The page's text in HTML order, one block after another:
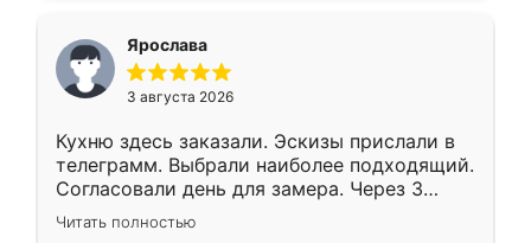
Ярослава
3 августа 2026
Кухню здесь заказали. Эскизы прислали в
телеграмм. Выбрали наиболее подходящий.
Согласовали день для замера. Через 3
недели кухня была уже готова. Остались
довольны работой. Спасибо Ренессанс
Читать полностью